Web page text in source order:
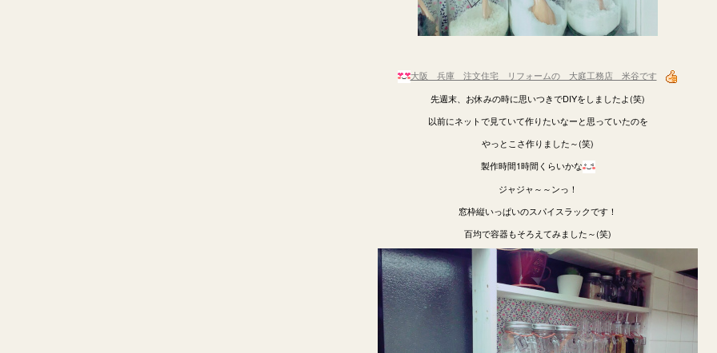
大阪 兵庫 注文住宅 リフォームの 大庭工務店 米谷です
先週末、お休みの時に思いつきでDIYをしましたよ(笑)
以前にネットで見ていて作りたいなーと思っていたのを
やっとこさ作りました～(笑)
製作時間1時間くらいかな
ジャジャ～～ンっ！
窓枠縦いっぱいのスパイスラックです！
百均で容器もそろえてみました～(笑)